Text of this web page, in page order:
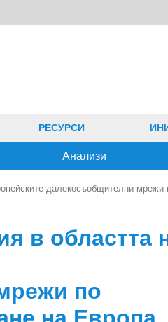
Анализи
РЕСУРСИ
далекосъобщителни мрежи
в областта
по